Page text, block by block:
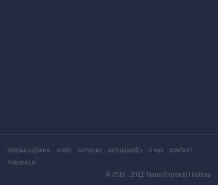
STRONA GŁÓWNA KURSY ARTYKUŁY AKTUALNOŚCI O NAS KONTAKT
PUBLIKACJE
© 2016 - 2022 Taurus Edukacja i Kultura